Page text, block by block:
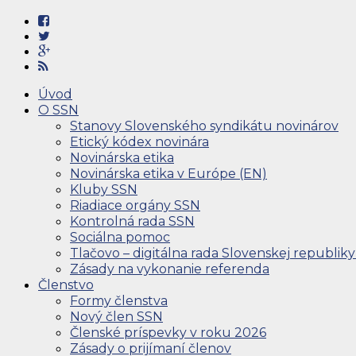
Úvod
O SSN
Stanovy Slovenského syndikátu novinárov
Etický kódex novinára
Novinárska etika
Novinárska etika v Európe (EN)
Kluby SSN
Riadiace orgány SSN
Kontrolná rada SSN
Sociálna pomoc
Tlačovo – digitálna rada Slovenskej republiky
Zásady na vykonanie referenda
Členstvo
Formy členstva
Nový člen SSN
Členské príspevky v roku 2026
Zásady o prijímaní členov